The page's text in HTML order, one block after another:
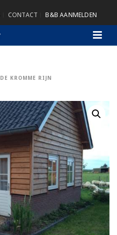
CONTACT B&B AANMELDEN
DE KROMME RIJN